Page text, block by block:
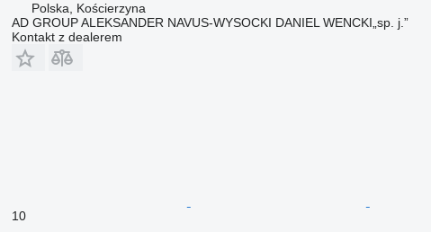
Polska, Kościerzyna
AD GROUP ALEKSANDER NAVUS-WYSOCKI DANIEL WENCKI„sp. j.”
Kontakt z dealerem
10